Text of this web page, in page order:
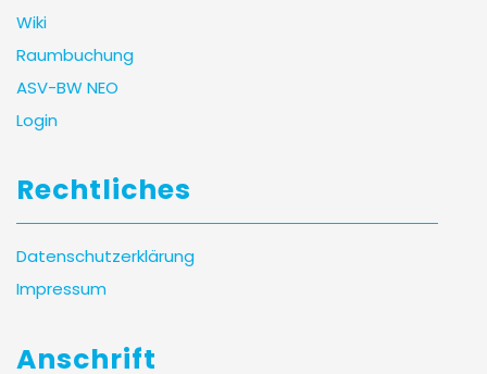
Wiki
Raumbuchung
ASV-BW NEO
Login
Rechtliches
Datenschutzerklärung
Impressum
Anschrift